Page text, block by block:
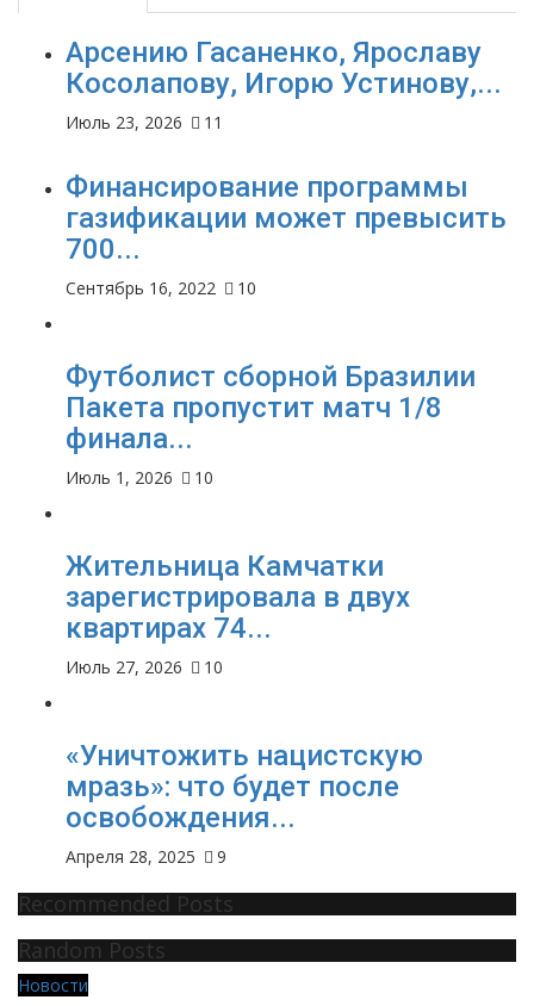
Арсению Гасаненко, Ярославу
Косолапову, Игорю Устинову,...
Июль 23, 2026 11
Финансирование программы
газификации может превысить
700...
Сентябрь 16, 2022 10
Футболист сборной Бразилии
Пакета пропустит матч 1/8
финала...
Июль 1, 2026 10
Жительница Камчатки
зарегистрировала в двух
квартирах 74...
Июль 27, 2026 10
«Уничтожить нацистскую
мразь»: что будет после
освобождения...
Апреля 28, 2025 9
Recommended Posts
Random Posts
Новости